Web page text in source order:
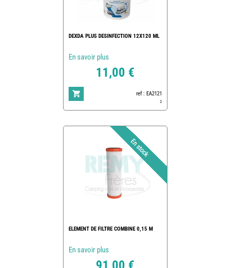
DEXDA PLUS DESINFECTION 12X120 ML
En savoir plus
11,00 €
ref : EA2121
2
ELEMENT DE FILTRE COMBINE 0,15 M
En savoir plus